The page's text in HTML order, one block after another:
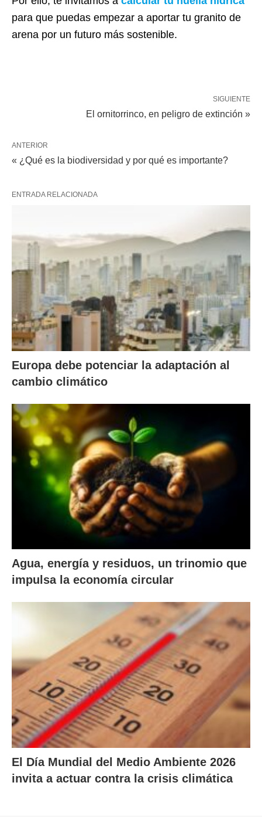
para que puedas empezar a aportar tu granito de
arena por un futuro más sostenible.
SIGUIENTE
El ornitorrinco, en peligro de extinción »
ANTERIOR
« ¿Qué es la biodiversidad y por qué es importante?
ENTRADA RELACIONADA
Europa debe potenciar la adaptación al
cambio climático
Agua, energía y residuos, un trinomio que
impulsa la economía circular
El Día Mundial del Medio Ambiente 2026
invita a actuar contra la crisis climática